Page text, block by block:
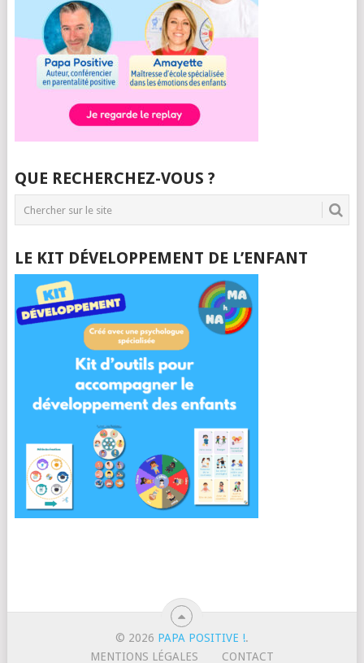
QUE RECHERCHEZ-VOUS ?
LE KIT DÉVELOPPEMENT DE L’ENFANT
© 2026 PAPA POSITIVE !.
MENTIONS LÉGALES
CONTACT